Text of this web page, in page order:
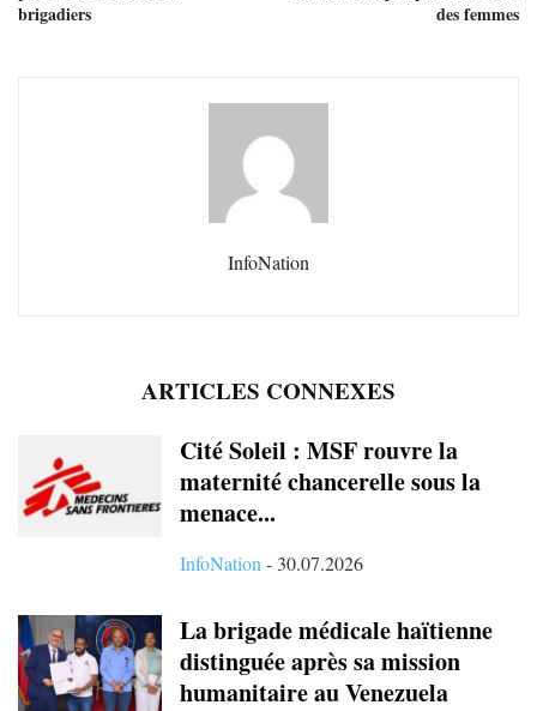
brigadiers
des femmes
InfoNation
ARTICLES CONNEXES
Cité Soleil : MSF rouvre la
maternité chancerelle sous la
menace...
InfoNation - 30.07.2026
La brigade médicale haïtienne
distinguée après sa mission
humanitaire au Venezuela